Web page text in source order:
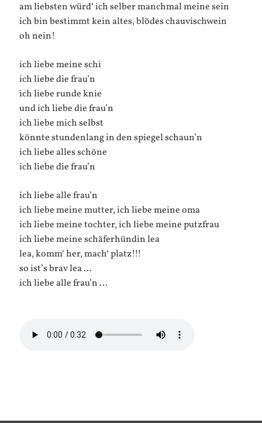
am liebsten würd‘ ich selber manchmal meine sein
ich bin bestimmt kein altes, blödes chauvischwein
oh nein!
ich liebe meine schi
ich liebe die frau’n
ich liebe runde knie
und ich liebe die frau’n
ich liebe mich selbst
könnte stundenlang in den spiegel schaun’n
ich liebe alles schöne
ich liebe die frau’n
ich liebe alle frau’n
ich liebe meine mutter, ich liebe meine oma
ich liebe meine tochter, ich liebe meine putzfrau
ich liebe meine schäferhündin lea
lea, komm‘ her, mach‘ platz!!!
so ist’s brav lea …
ich liebe alle frau’n …